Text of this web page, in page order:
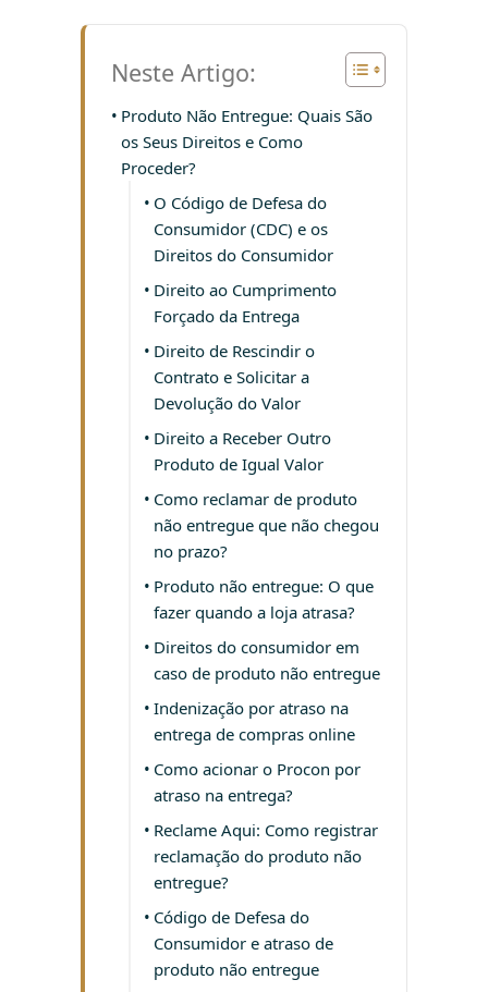
Neste Artigo:
Produto Não Entregue: Quais São
os Seus Direitos e Como
Proceder?
O Código de Defesa do
Consumidor (CDC) e os
Direitos do Consumidor
Direito ao Cumprimento
Forçado da Entrega
Direito de Rescindir o
Contrato e Solicitar a
Devolução do Valor
Direito a Receber Outro
Produto de Igual Valor
Como reclamar de produto
não entregue que não chegou
no prazo?
Produto não entregue: O que
fazer quando a loja atrasa?
Direitos do consumidor em
caso de produto não entregue
Indenização por atraso na
entrega de compras online
Como acionar o Procon por
atraso na entrega?
Reclame Aqui: Como registrar
reclamação do produto não
entregue?
Código de Defesa do
Consumidor e atraso de
produto não entregue